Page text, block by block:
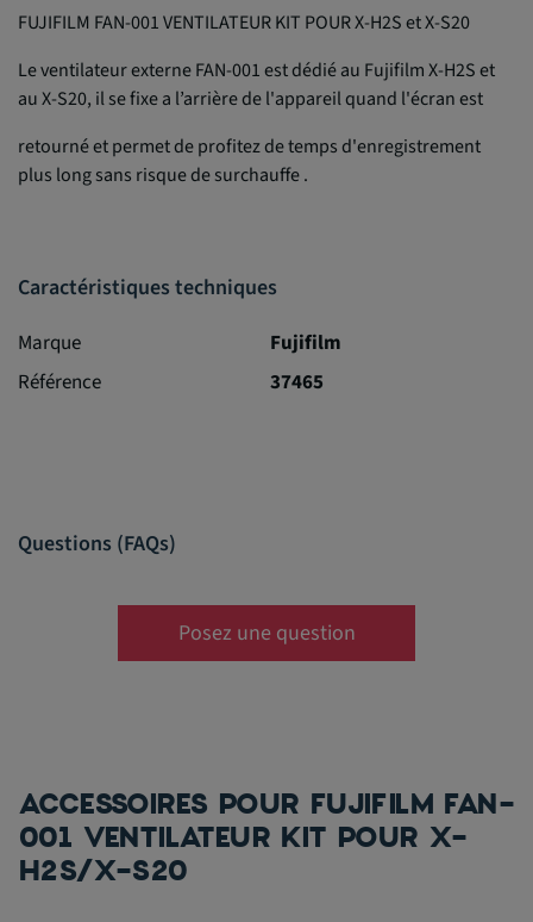
FUJIFILM FAN-001 VENTILATEUR KIT POUR X-H2S et X-S20
Le ventilateur externe FAN-001 est dédié au Fujifilm X-H2S et
au X-S20, il se fixe a l’arrière de l'appareil quand l'écran est
retourné et permet de profitez de temps d'enregistrement
plus long sans risque de surchauffe .
Caractéristiques techniques
Marque
Fujifilm
Référence
37465
Questions (FAQs)
Posez une question
ACCESSOIRES POUR FUJIFILM FAN-
001 VENTILATEUR KIT POUR X-
H2S/X-S20